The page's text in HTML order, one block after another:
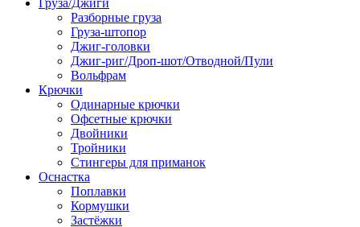
Разборные груза
Груза-штопор
Джиг-головки
Джиг-риг/Дроп-шот/Отводной/Пули
Вольфрам
Крючки
Одинарные крючки
Офсетные крючки
Двойники
Тройники
Стингеры для приманок
Оснастка
Поплавки
Кормушки
Застёжки